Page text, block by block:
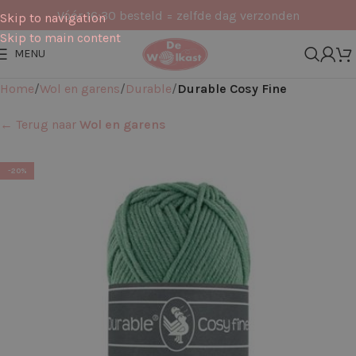
Skip to navigation
Skip to main content
Vóór 16:30 besteld = zelfde dag verzonden
MENU
Home Wol en garens Durable Durable Cosy Fine
← Terug naar Wol en garens
-20%